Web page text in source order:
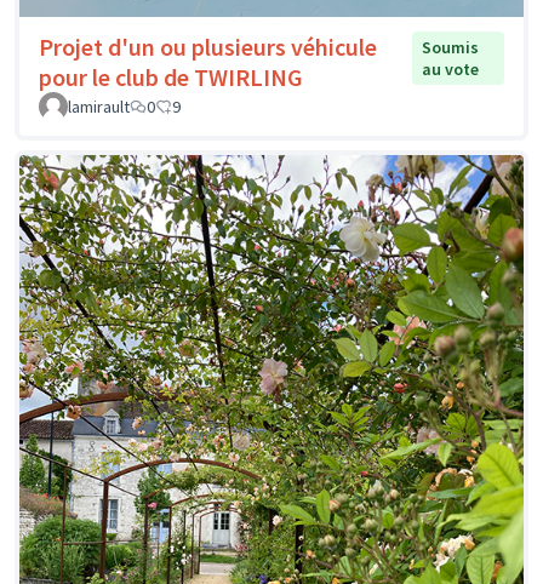
Projet d'un ou plusieurs véhicule
pour le club de TWIRLING
Soumis
au vote
lamirault
0 9